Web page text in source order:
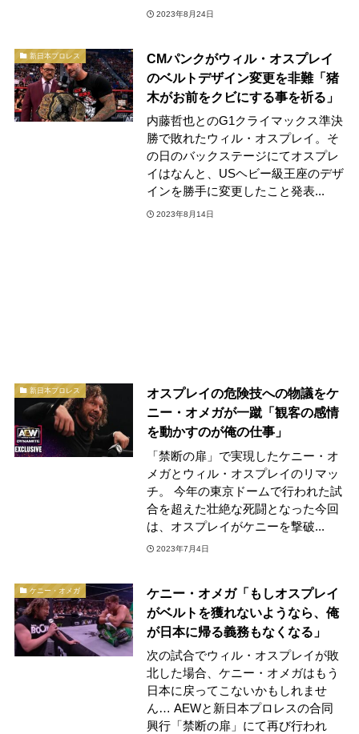
2023年8月24日
新日本プロレス
CMパンクがウィル・オスプレイ
のベルトデザイン変更を非難「猪
木がお前をクビにする事を祈る」
内藤哲也とのG1クライマックス準決
勝で敗れたウィル・オスプレイ。そ
の日のバックステージにてオスプレ
イはなんと、USヘビー級王座のデザ
インを勝手に変更したこと発表...
2023年8月14日
新日本プロレス
オスプレイの危険技への物議をケ
ニー・オメガが一蹴「観客の感情
を動かすのが俺の仕事」
「禁断の扉」で実現したケニー・オ
メガとウィル・オスプレイのリマッ
チ。 今年の東京ドームで行われた試
合を超えた壮絶な死闘となった今回
は、オスプレイがケニーを撃破...
2023年7月4日
ケニー・オメガ
ケニー・オメガ「もしオスプレイ
がベルトを獲れないようなら、俺
が日本に帰る義務もなくなる」
次の試合でウィル・オスプレイが敗
北した場合、ケニー・オメガはもう
日本に戻ってこないかもしれませ
ん… AEWと新日本プロレスの合同
興行「禁断の扉」にて再び行われ